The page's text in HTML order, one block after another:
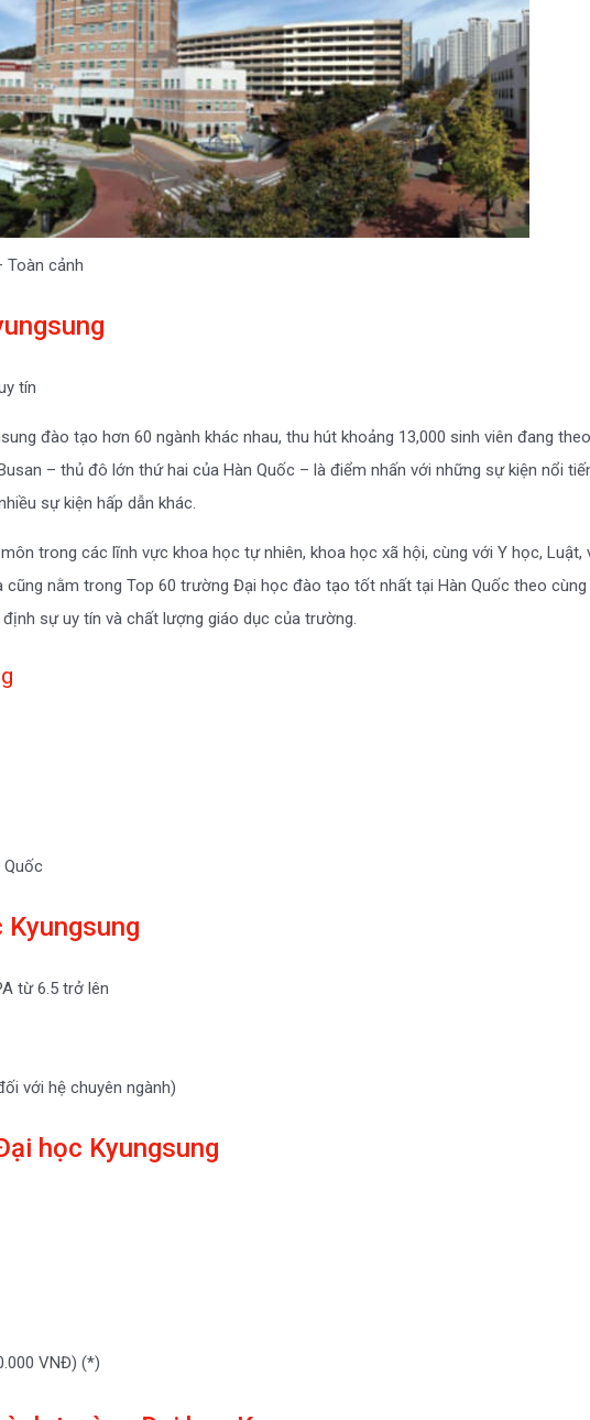
Toàn cảnh
tín
đào tạo hơn 60 ngành khác nhau, thu hút khoảng 13,000 sinh viên đang
– thủ đô lớn thứ hai của Hàn Quốc – là điểm nhấn với những sự kiện nổi
sự kiện hấp dẫn khác.
trong các lĩnh vực khoa học tự nhiên, khoa học xã hội, cùng với Y học,
cũng nằm trong Top 60 trường Đại học đào tạo tốt nhất tại Hàn Quốc theo
định sự uy tín và chất lượng giáo dục của trường.
Quốc
từ 6.5 trở lên
với hệ chuyên ngành)
học Kyungsung
VNĐ) (*)